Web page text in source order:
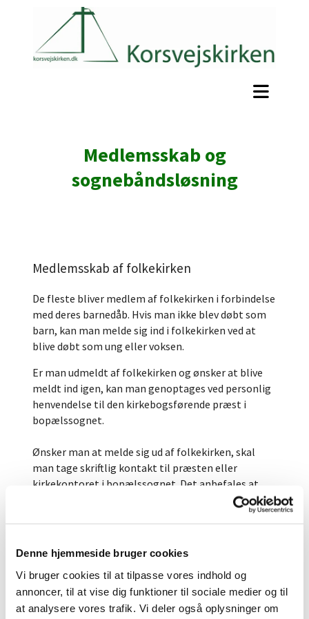
Denne hjemmeside bruger cookies
Vi bruger cookies til at tilpasse vores indhold og
annoncer, til at vise dig funktioner til sociale medier og til
at analysere vores trafik. Vi deler også oplysninger om
Medlemsskab og
sognebåndsløsning
Medlemsskab af folkekirken
De fleste bliver medlem af folkekirken i forbindelse
med deres barnedåb. Hvis man ikke blev døbt som
barn, kan man melde sig ind i folkekirken ved at
blive døbt som ung eller voksen.
Er man udmeldt af folkekirken og ønsker at blive
meldt ind igen, kan man genoptages ved personlig
henvendelse til den kirkebogsførende præst i
bopælssognet.
Ønsker man at melde sig ud af folkekirken, skal
man tage skriftlig kontakt til præsten eller
kirkekontoret i bopælssognet. Det anbefales at
kirkekontoret skal bruge personnummer og andre
sagen. Vær opmærksom på at man ved udmeldelse
af folkekirken ikke længere har ret til kirkelige
handlinger.
Sognebåndsløsning